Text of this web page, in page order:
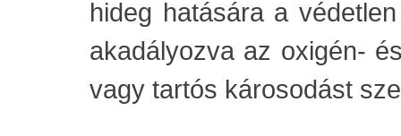
hideg hatására a
akadályozva az oxigén-
vagy tartós károsodást